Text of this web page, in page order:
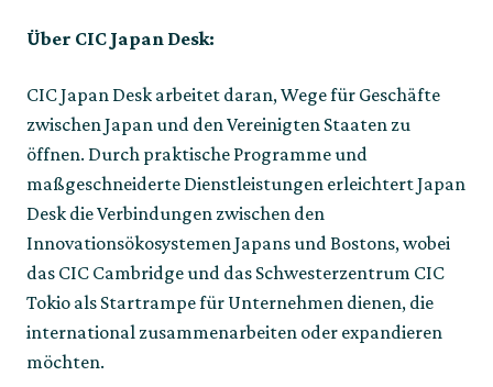
Über CIC Japan Desk:
CIC Japan Desk arbeitet daran, Wege für Geschäfte
zwischen Japan und den Vereinigten Staaten zu
öffnen. Durch praktische Programme und
maßgeschneiderte Dienstleistungen erleichtert Japan
Desk die Verbindungen zwischen den
Innovationsökosystemen Japans und Bostons, wobei
das CIC Cambridge und das Schwesterzentrum CIC
Tokio als Startrampe für Unternehmen dienen, die
international zusammenarbeiten oder expandieren
möchten.